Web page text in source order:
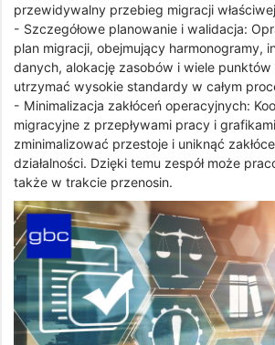
przewidywalny przebieg migracji
- Szczegółowe planowanie i walidacja:
plan migracji, obejmujący harmonogramy,
danych, alokację zasobów i wiele
utrzymać wysokie standardy w całym
- Minimalizacja zakłóceń operacyjnych:
migracyjne z przepływami pracy i
zminimalizować przestoje i uniknąć
działalności. Dzięki temu zespół może
także w trakcie przenosin.